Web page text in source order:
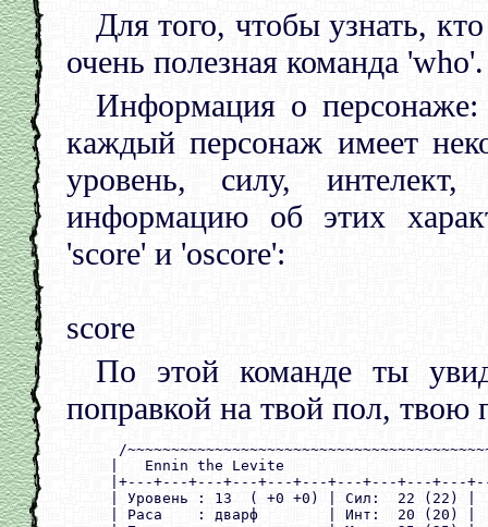
Для того, чтобы узнать,
очень полезная команда 'who'.
Информация о
каждый персонаж имеет
уровень, силу,
информацию об этих
'score' и 'oscore':
score
По этой команде ты
поправкой на твой пол,
/
|   Ennin the Levite
|+---+---+---+---+---+---+---+---+---+---
| Уровень : 13  ( +0 +0) | Сил:  22 (22) |
| Раса    : дварф        | Инт:  20 (20) |